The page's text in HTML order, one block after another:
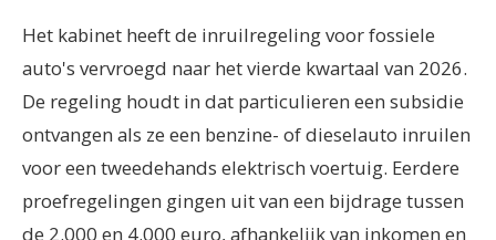
Het kabinet heeft de inruilregeling voor fossiele
auto's vervroegd naar het vierde kwartaal van 2026.
De regeling houdt in dat particulieren een subsidie
ontvangen als ze een benzine- of dieselauto inruilen
voor een tweedehands elektrisch voertuig. Eerdere
proefregelingen gingen uit van een bijdrage tussen
de 2.000 en 4.000 euro, afhankelijk van inkomen en